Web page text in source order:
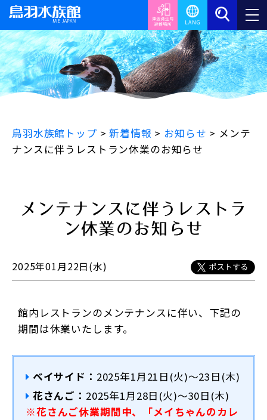
鳥羽水族館トップ >新着情報 > お知らせ > メンテ
ナンスに伴うレストラン休業のお知らせ
メンテナンスに伴うレストラ
ン休業のお知らせ
2025年01月22日(水)
館内レストランのメンテナンスに伴い、下記の
期間は休業いたします。
ベイサイド： 2025年1月21日(火)～23日(木)
花さんご： 2025年1月28日(火)～30日(木)
※花さんご休業期間中、「メイちゃんのカレ